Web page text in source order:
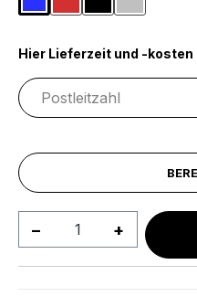
BlauRot Schwarz
Hier Lieferzeit und -kosten
Produkt Anzahl: